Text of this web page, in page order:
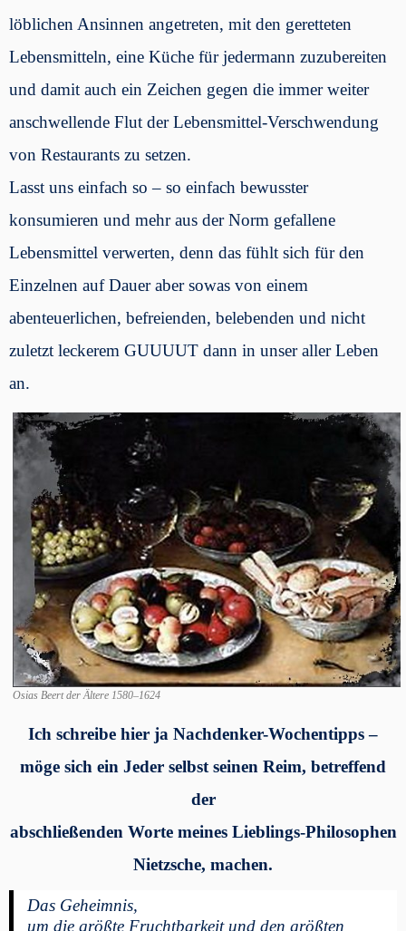
löblichen Ansinnen angetreten, mit den geretteten
Lebensmitteln, eine Küche für jedermann zuzubereiten
und damit auch ein Zeichen gegen die immer weiter
anschwellende Flut der Lebensmittel-Verschwendung
von Restaurants zu setzen.
Lasst uns einfach so – so einfach bewusster
konsumieren und mehr aus der Norm gefallene
Lebensmittel verwerten, denn das fühlt sich für den
Einzelnen auf Dauer aber sowas von einem
abenteuerlichen, befreienden, belebenden und nicht
zuletzt leckerem GUUUUT dann in unser aller Leben
an.
Osias Beert der Ältere 1580–1624
Ich schreibe hier ja Nachdenker-Wochentipps –
möge sich ein Jeder selbst seinen Reim, betreffend
der
abschließenden Worte meines Lieblings-Philosophen
Nietzsche, machen.
Das Geheimnis,
um die größte Fruchtbarkeit und den größten